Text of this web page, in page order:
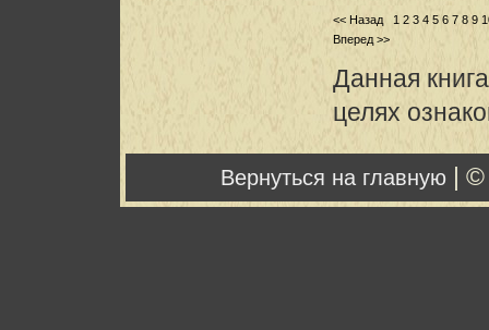
<< Назад 1 2 3 4 5 6 7 8 9
Вперед >>
Данная
целях
Вернуться на главную |